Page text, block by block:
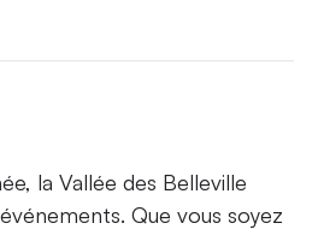
la Vallée des Belleville
Que vous soyez